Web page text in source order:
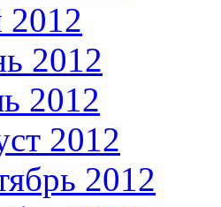
2012
2012
2012
2012